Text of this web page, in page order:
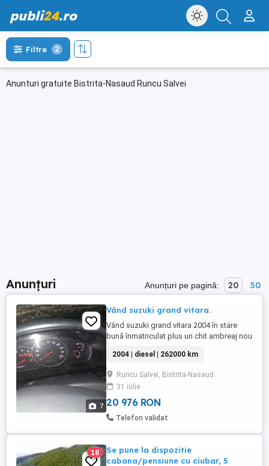
publi24.ro
Anunturi gratuite Bistrita-Nasaud Runcu Salvei
Filtre 2
Anunțuri Anunțuri pe pagină: 20 50
7
Vând suzuki grand vitara.
Vând suzuki grand vitara 2004 în stare
bună înmatriculat plus un chit ambreaj nou
2004 | diesel | 262000 km
Runcu Salvei, Bistrita-Nasaud
31 iulie
20 976 RON
Telefon validat
18
Se pune la dispozitie
cabana/pensiune cu ciubar, 5